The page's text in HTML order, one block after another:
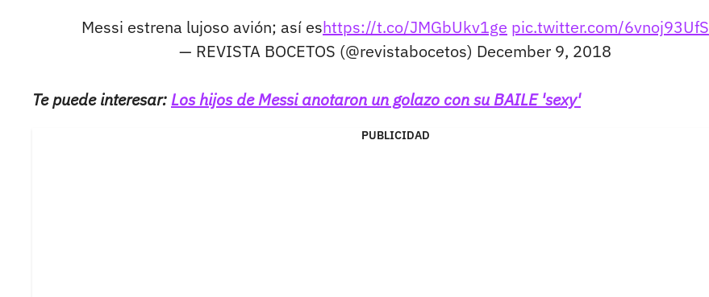
Messi estrena lujoso avión; así eshttps://t.co/JMGbUkv1ge pic.twitter.com/6vnoj93UfS
— REVISTA BOCETOS (@revistabocetos) December 9, 2018
Te puede interesar:Los hijos de Messi anotaron un golazo con su BAILE 'sexy'
PUBLICIDAD